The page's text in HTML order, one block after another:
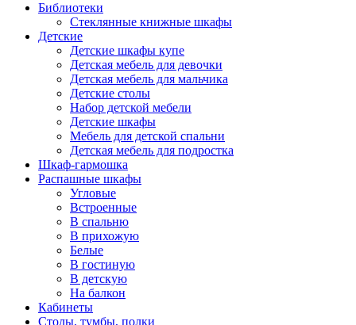
Библиотеки
Стеклянные книжные шкафы
Детские
Детские шкафы купе
Детская мебель для девочки
Детская мебель для мальчика
Детские столы
Набор детской мебели
Детские шкафы
Мебель для детской спальни
Детская мебель для подростка
Шкаф-гармошка
Распашные шкафы
Угловые
Встроенные
В спальню
В прихожую
Белые
В гостиную
В детскую
На балкон
Кабинеты
Столы, тумбы, полки